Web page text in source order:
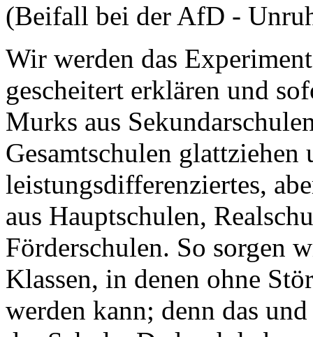
(Beifall bei der AfD -
Wir werden das
gescheitert erklären und
Murks aus
Gesamtschulen
leistungsdifferenziertes,
aus Hauptschulen,
Förderschulen. So sorgen
Klassen, in denen ohne
werden kann; denn das